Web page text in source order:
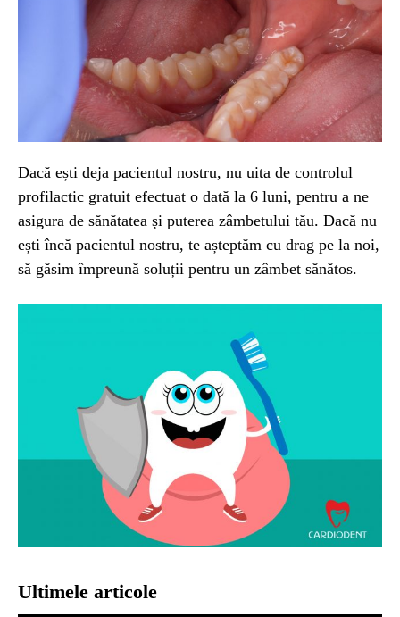
Dacă ești deja pacientul nostru, nu uita de controlul
profilactic gratuit efectuat o dată la 6 luni, pentru a ne
asigura de sănătatea și puterea zâmbetului tău. Dacă nu
ești încă pacientul nostru, te așteptăm cu drag pe la noi,
să găsim împreună soluții pentru un zâmbet sănătos.
Ultimele articole